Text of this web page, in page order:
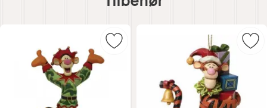
Merk disney Jul - Tiger som